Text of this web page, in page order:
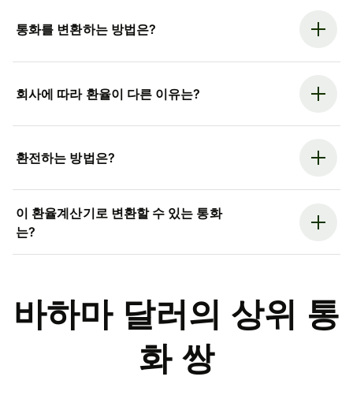
통화를 변환하는 방법은?
회사에 따라 환율이 다른 이유는?
환전하는 방법은?
이 환율계산기로 변환할 수 있는 통화
는?
바하마 달러의 상위 통
화 쌍